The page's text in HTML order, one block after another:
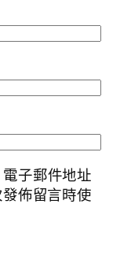
子郵件地址
佈留言時使